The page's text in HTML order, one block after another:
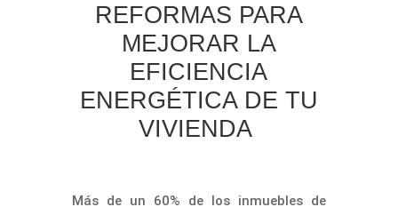
eficiencia energética,Ideas y consejos,Reformas
vivienda
REFORMAS PARA
MEJORAR LA
EFICIENCIA
ENERGÉTICA DE TU
VIVIENDA
Más de un 60% de los inmuebles de